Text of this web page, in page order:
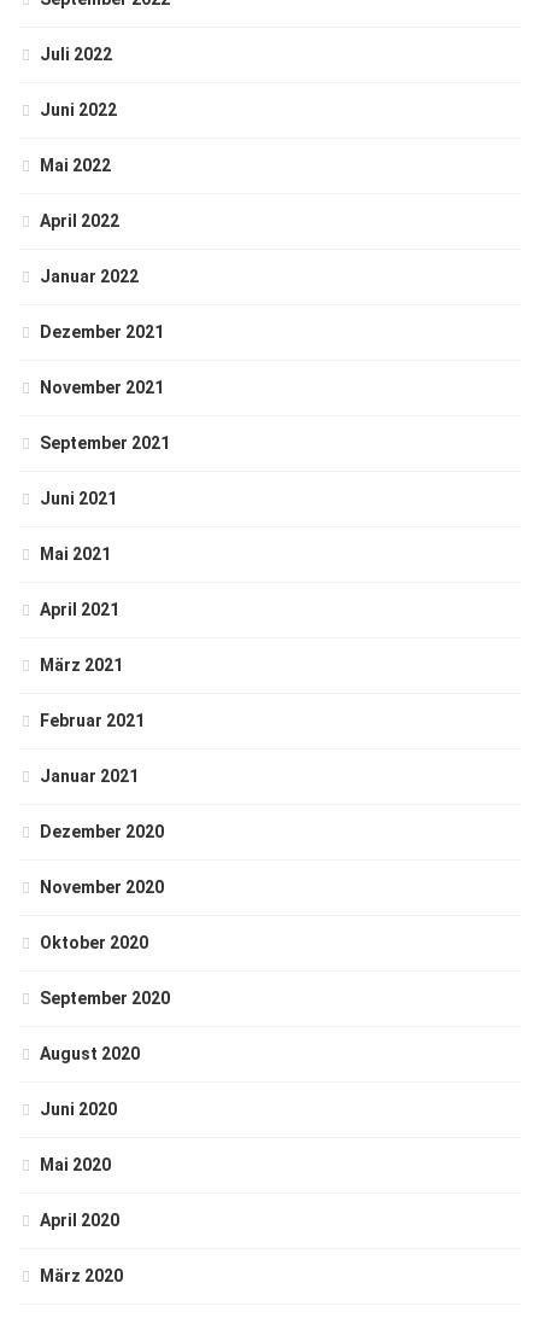
Juli 2022
Juni 2022
Mai 2022
April 2022
Januar 2022
Dezember 2021
November 2021
September 2021
Juni 2021
Mai 2021
April 2021
März 2021
Februar 2021
Januar 2021
Dezember 2020
November 2020
Oktober 2020
September 2020
August 2020
Juni 2020
Mai 2020
April 2020
März 2020